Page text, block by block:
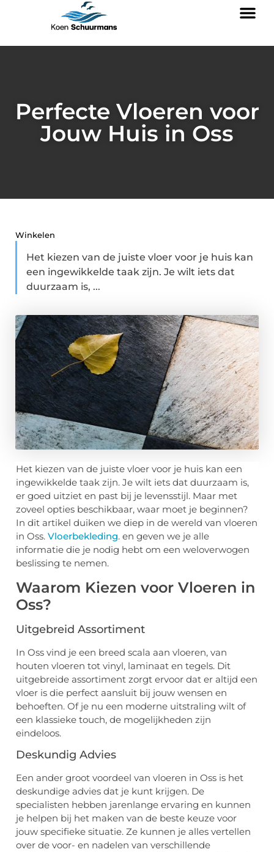
Perfecte Vloeren voor
Jouw Huis in Oss
Winkelen
Het kiezen van de juiste vloer voor je huis kan
een ingewikkelde taak zijn. Je wilt iets dat
duurzaam is, ...
Het kiezen van de juiste vloer voor je huis kan een
ingewikkelde taak zijn. Je wilt iets dat duurzaam is,
er goed uitziet en past bij je levensstijl. Maar met
zoveel opties beschikbaar, waar moet je beginnen?
In dit artikel duiken we diep in de wereld van vloeren
in Oss. Vloerbekleding. en geven we je alle
informatie die je nodig hebt om een weloverwogen
beslissing te nemen.
Waarom Kiezen voor Vloeren in
Oss?
Uitgebreid Assortiment
In Oss vind je een breed scala aan vloeren, van
houten vloeren tot vinyl, laminaat en tegels. Dit
uitgebreide assortiment zorgt ervoor dat er altijd een
vloer is die perfect aansluit bij jouw wensen en
behoeften. Of je nu een moderne uitstraling wilt of
een klassieke touch, de mogelijkheden zijn
eindeloos.
Deskundig Advies
Een ander groot voordeel van vloeren in Oss is het
deskundige advies dat je kunt krijgen. De
specialisten hebben jarenlange ervaring en kunnen
je helpen bij het maken van de beste keuze voor
jouw specifieke situatie. Ze kunnen je alles vertellen
over de voor- en nadelen van verschillende